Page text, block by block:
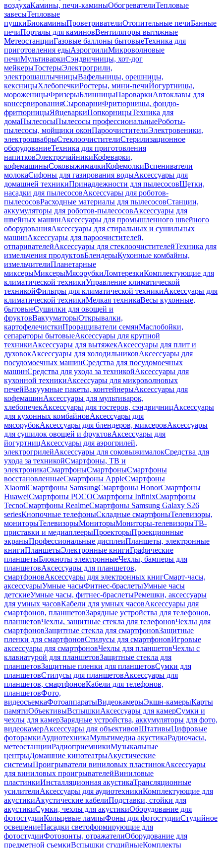
воздухаКамины, печи-каминыОбогревателиТепловые
завесыТепловые
пушкиБиокаминыПроветривателиОтопительные печиБанные
печиПорталы для каминовВентиляторы вытяжные
МетеостанцииГазовые баллоны бытовыеТехника для
приготовления едыАэрогрилиМикроволновые
печиМультиваркиСэндвичницы, хот-дог
мейкерыТостерыЭлектрогрили,
электрошашлычницыВафельницы, орешницы,
кексницыХлебопечкиРостеры, мини-печиЙогуртницы,
мороженицыФризерыБлинницыПароваркиАвтоклавы для
консервированияСыроварниФритюрницы, фондю-
фритюрницыЯйцеваркиПопкорницыТехника для
домаПылесосыПылесосы профессиональныеРоботы-
пылесосы, мойщики оконПароочистителиЭлектровеники,
электрошвабрыСтеклоочистителиСтерилизационное
оборудованиеТехника для приготовления
напитковЭлектрочайникиКофеварки,
кофемашиныСоковыжималкиКофемолкиВспениватели
молокаСифоны для газирования водыАксессуары для
домашней техникиПринадлежности для пылесосовЩетки,
насадки для пылесосовАксессуары для роботов-
пылесосовРасходные материалы для пылесосовСтанции,
аккумуляторы для роботов-пылесосовАксессуары для
швейных машинАксессуары для промышленного швейного
оборудованияАксессуары для стиральных и сушильных
машинАксессуары для пароочистителей,
отпаривателейАксессуары для стеклоочистителейТехника для
измельчения продуктовБлендерыКухонные комбайны,
измельчителиПланетарные
миксерыМиксерыМясорубкиЛомтерезкиКомплектующие для
климатической техникиУправление климатической
техникойФильтры для климатической техникиАксессуары для
климатической техникиМелкая техникаВесы кухонные,
бытовыеСушилки для овощей и
фруктовВакууматорыОткрывалки,
картофелечисткиПроращиватели семянМаслобойки,
сепараторы бытовыеАксессуары для крупной
техникиАксессуары для вытяжекАксессуары для плит и
духовокАксессуары для холодильниковАксессуары для
посудомоечных машинСредства для посудомоечных
машинСредства для ухода за техникойАксессуары для
кухонной техникиАксессуары для микроволновых
печейВакуумные пакеты, контейнерыАксессуары для
кофемашинАксессуары для мультиварок,
хлебопечекАксессуары для тостеров, сэндвичницАксессуары
для кухонных комбайновАксессуары для
мясорубокАксессуары для блендеров, миксеровАксессуары
для сушилок овощей и фруктовАксессуары для
йогуртницАксессуары для аэрогрилей,
электрогрилейАксессуары для соковыжималокСредства для
ухода за техникойСмартфоны, ТВ и
электроникаСмартфоныСмартфоныСмартфоны
восстановленныеСмартфоны AppleСмартфоны
XiaomiСмартфоны SamsungСмартфоны HonorСмартфоны
HuaweiСмартфоны POCOСмартфоны InfinixСмартфоны
TecnoСмартфоны RealmeСмартфоны Samsung Galaxy S26
seriesКнопочные телефоныСкладные смартфоныТелевизоры,
мониторыТелевизорыМониторыМониторы-телевизорыТВ-
приставки и медиаплеерыПроекторыПроекционные
экраныПрофессиональные дисплеиПланшеты, электронные
книгиПланшетыЭлектронные книгиГрафические
планшетыБлокноты электронныеЧехлы, бамперы для
планшетовАксессуары для планшетов,
смартфоновАксессуары для электронных книгСмарт-часы,
аксессуарыУмные часыФитнес-браслетыУмные часы
детскиеУмные часы, фитнес-браслетыРемешки, аксессуары
для умных часовКабели для умных часовАксессуары для
смартфонов, планшетовЗарядные устройства для телефонов,
планшетовЧехлы, защитные стекла для телефоновЧехлы для
смартфоновЗащитные стекла для смартфоновЗащитные
пленки для смартфоновСтилусы для смартфоновИгровые
аксессуары для смартфоновЧехлы для планшетовЧехлы с
клавиатурой для планшетовЗащитные стекла для
планшетовЗащитные пленки для планшетовСумки для
планшетовСтилусы для планшетовАксессуары для
планшетов, смартфоновКабели для телефонов,
планшетовФото,
видеосъемкаФотоаппаратыВидеокамерыЭкшн-камерыКарты
памятиОбъективыВспышкиАксессуары для камерСумки и
чехлы для камерЗарядные устройства, аккумуляторы для фото,
видеокамерАксессуары для объективовШтативыЦифровые
фоторамкиАудиотехникаМультимедиа акустикаРадиочасы,
метеостанцииРадиоприемникиМузыкальные
центрыДомашние кинотеатрыАкустические
системыПроигрыватели виниловых пластинокАксессуары
для виниловых проигрывателейВиниловые
пластинкиИнсталляционная акустикаТрансляционные
усилителиАксессуары для аудиотехникиКомплектующие для
акустикиАкустические кабелиПодставки, стойки для
акустикиСумки, чехлы для акустикиОборудование для
фотостудииКольцевые лампыФоны для фотостудииСтудийное
освещениеНасадки светоформирующие для
фотостудииФотозонты, отражателиОборудование для
предметной съемкиВспышки студийныеКомплекты